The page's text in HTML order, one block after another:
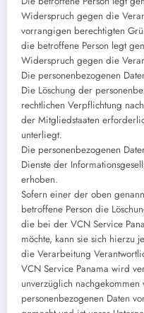
Widerspruch gegen die
vorrangigen berechtigten
die betroffene Person legt
Widerspruch gegen die
Die personenbezogenen
Die Löschung der
rechtlichen Verpflichtung
der Mitgliedstaaten
unterliegt.
Die personenbezogenen
Dienste der
erhoben.
Sofern einer der oben
betroffene Person die
die bei der VCN Service
möchte, kann sie sich hierzu
die Verarbeitung
VCN Service Panama wird
unverzüglich
personenbezogenen Daten